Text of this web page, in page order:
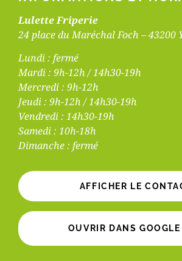
Lulette Friperie
24 place du Maréchal Foch – 43200
Lundi : fermé
Mardi : 9h-12h / 14h30-19h
Mercredi : 9h-12h
Jeudi : 9h-12h / 14h30-19h
Vendredi : 14h30-19h
Samedi : 10h-18h
Dimanche : fermé
AFFICHER LE
OUVRIR DANS GOOGLE